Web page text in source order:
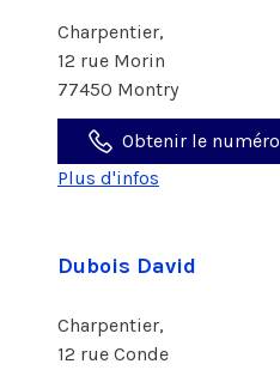
Charpentier,
12 rue Morin
77450 Montry
Obtenir le numéro
Plus d'infos
Dubois David
Charpentier,
12 rue Conde